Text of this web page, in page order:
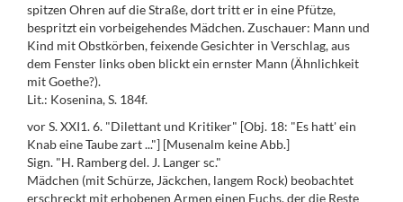
spitzen Ohren auf die Straße, dort tritt er in eine Pfütze,
bespritzt ein vorbeigehendes Mädchen. Zuschauer: Mann und
Kind mit Obstkörben, feixende Gesichter in Verschlag, aus
dem Fenster links oben blickt ein ernster Mann (Ähnlichkeit
mit Goethe?).
Lit.: Kosenina, S. 184f.
vor S. XXI1. 6. "Dilettant und Kritiker" [Obj. 18: "Es hatt' ein
Knab eine Taube zart ..."] [Musenalm keine Abb.]
Sign. "H. Ramberg del. J. Langer sc."
Mädchen (mit Schürze, Jäckchen, langem Rock) beobachtet
erschreckt mit erhobenen Armen einen Fuchs, der die Reste